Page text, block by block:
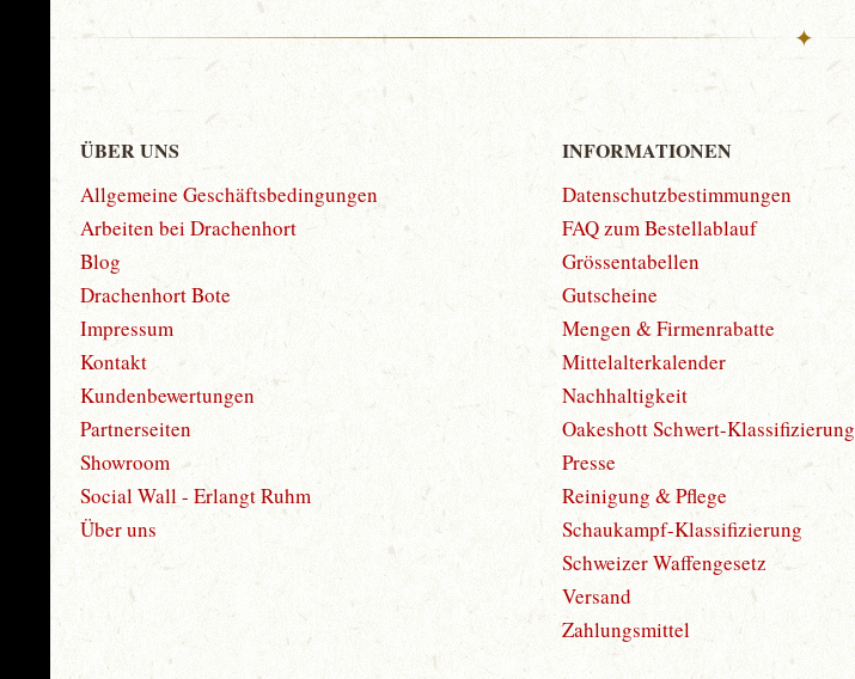
✦
ÜBER UNS
Allgemeine Geschäftsbedingungen
Arbeiten bei Drachenhort
Blog
Drachenhort Bote
Impressum
Kontakt
Kundenbewertungen
Partnerseiten
Showroom
Social Wall - Erlangt Ruhm
Über uns
INFORMATIONEN
Datenschutzbestimmungen
FAQ zum Bestellablauf
Grössentabellen
Gutscheine
Mengen & Firmenrabatte
Mittelalterkalender
Nachhaltigkeit
Oakeshott Schwert-Klassifizierung
Presse
Reinigung & Pflege
Schaukampf-Klassifizierung
Schweizer Waffengesetz
Versand
Zahlungsmittel